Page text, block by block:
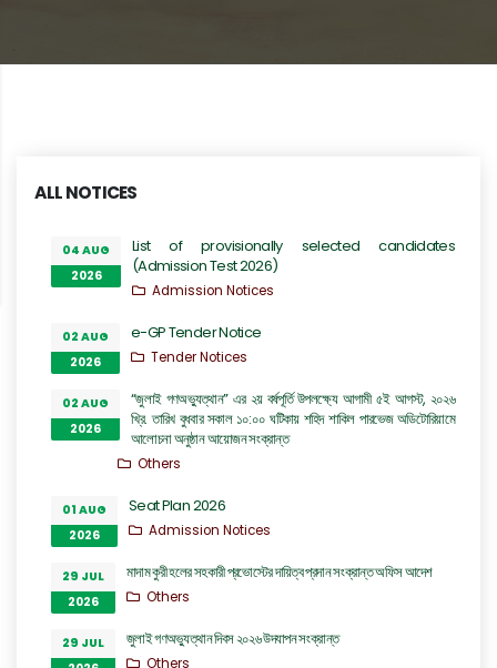
ALL NOTICES
04 AUG
2026
List of provisionally selected candidates
(Admission Test 2026)
Admission Notices
02 AUG
2026
e-GP Tender Notice
Tender Notices
02 AUG
2026
“জুলাই গণঅভ্যুত্থান” এর ২য় বর্ষপূর্তি উপলক্ষ্যে আগামী ৫ই আগস্ট, ২০২৬
খ্রি. তারিখ বুধবার সকাল ১০:০০ ঘটিকায় শহিদ শাকিল পারভেজ অডিটোরিয়ামে
আলোচনা অনুষ্ঠান আয়োজন সংক্রান্ত
Others
01 AUG
2026
Seat Plan 2026
Admission Notices
29 JUL
2026
মাদাম কুরী হলের সহকারী প্রভোস্টের দায়িত্ব প্রদান সংক্রান্ত অফিস আদেশ
Others
29 JUL
জুলাই গণঅভ্যুত্থান দিবস ২০২৬ উদযাপন সংক্রান্ত
Others